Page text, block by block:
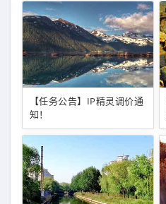
【任务公告】IP精灵调价通
知！